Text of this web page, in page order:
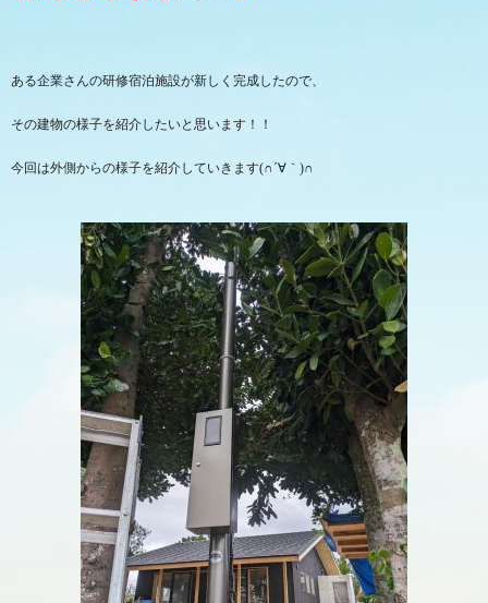
ある企業さんの研修宿泊施設が新しく完成したので、
その建物の様子を紹介したいと思います！！
今回は外側からの様子を紹介していきます(∩´∀｀)∩